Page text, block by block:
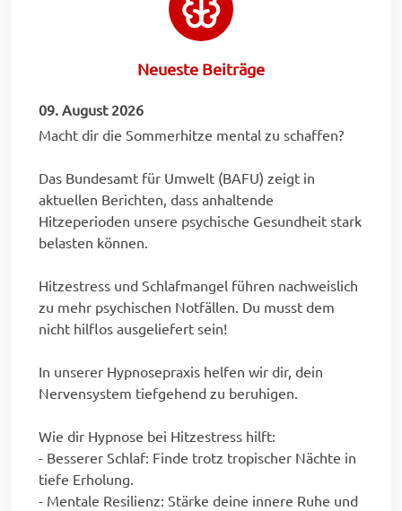
Neueste Beiträge
09. August 2026
Macht dir die Sommerhitze mental zu schaffen?
Das Bundesamt für Umwelt (BAFU) zeigt in
aktuellen Berichten, dass anhaltende
Hitzeperioden unsere psychische Gesundheit stark
belasten können.
Hitzestress und Schlafmangel führen nachweislich
zu mehr psychischen Notfällen. Du musst dem
nicht hilflos ausgeliefert sein!
In unserer Hypnosepraxis helfen wir dir, dein
Nervensystem tiefgehend zu beruhigen.
Wie dir Hypnose bei Hitzestress hilft:
- Besserer Schlaf: Finde trotz tropischer Nächte in
tiefe Erholung.
- Mentale Resilienz: Stärke deine innere Ruhe und